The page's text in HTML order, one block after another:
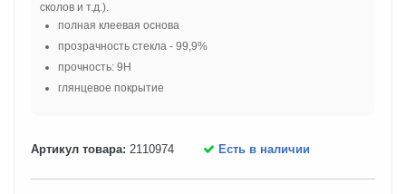
сколов и т.д.).
полная клеевая основа
прозрачность стекла - 99,9%
прочность: 9H
глянцевое покрытие
Артикул товара: 2110974 Есть в наличии